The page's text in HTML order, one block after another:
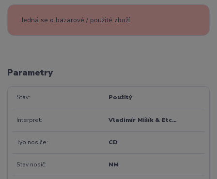
Jedná se o bazarové / použité zboží
Parametry
Stav Použitý
Interpret Vladimír Mišík & Etc…
Typ nosiče CD
Stav nosič NM